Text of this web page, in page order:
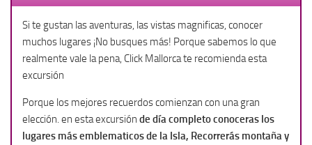
Si te gustan las aventuras, las vistas magnificas, conocer
muchos lugares ¡No busques más! Porque sabemos lo que
realmente vale la pena, Click Mallorca te recomienda esta
excursión
Porque los mejores recuerdos comienzan con una gran
elección. en esta excursión de día completo conoceras los
lugares más emblematicos de la Isla, Recorrerás montaña y